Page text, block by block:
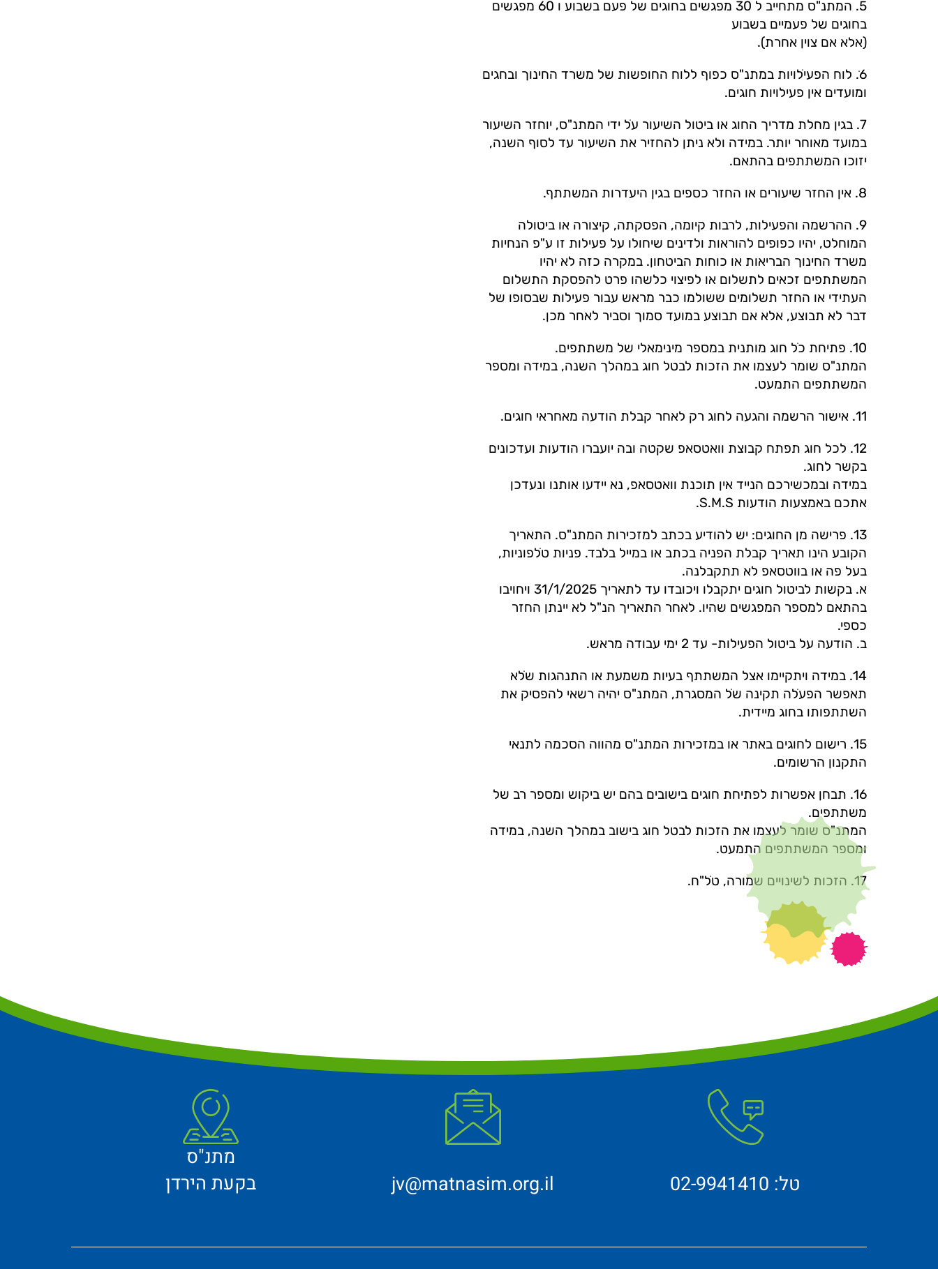
5. המתנ"ס מתחייב ל 30 מפגשים בחוגים של פעם בשבוע ו 60 מפגשים
בחוגים של פעמיים בשבוע
(אלא אם צוין אחרת).
6ֹ. לוח הפעיֹלויות במתנ"ס כפוף ללוח החופשות של משרד החינוך ובחגים
ומועדים אין פעילויות חוגים.
7. בגין מחלת מדריך החוג או ביטול השיעור עֹל ידי המתנ"ס, יוחזר השיעור
במועד מאוחר יותר. במידה ולא ניתן להחזיר את השיעור עד לסוף השנה,
יזוכו המשתתפים בהתאם.
8. אין החזר שיעורים או החזר כספים בגין היעדרות המשתתף.
9. ההרשמה והפעילות, לרבות קיומה, הפסקתה, קיצורה או ביטולה
המוחלט, יהיו כפופים להוראות ולדינים שיחולו על פעילות זו ע"פ הנחיות
משרד החינוך הבריאות או כוחות הביטחון. במקרה כזה לא יהיו
המשתתפים זכאים לתשלום או לפיצוי כלשהו פרט להפסקת התשלום
העתידי או החזר תשלומים ששולמו כבר מראש עבור פעילות שבסופו של
דבר לא תבוצע, אלא אם תבוצע במועד סמוך וסביר לאחר מכן.
10. פתיחת כֹל חוג מותנית במספר מינימאלי של משתתפים.
המתנ"ס שומר לעצמו את הזכות לבטל חוג במהלך השנה, במידה ומספר
המשתתפים התמעט.
11. אישור הרשמה והגעה לחוג רק לאחר קבלת הודעה מאחראי חוגים.
12. לכל חוג תפתח קבוצת וואטסאפ שקטה ובה יועברו הודעות ועדכונים
בקשר לחוג.
במידה ובמכשירכם הנייד אין תוכנת וואטסאפ, נא יידעו אותנו ונעדכן
אתכם באמצעות הודעות S.M.S.
13. פרישה מן החוגים: יש להודיע בכתב למזכירות המתנ"ס. התאריך
הקובע הינו תאריך קבלת הפניה בכתב או במייל בלבד. פניות טֹלפוניות,
בעל פה או בווטסאפ לא תתקבלנה.
א. בקשות לביטול חוגים יתקבלו ויכובדו עד לתאריך 31/1/2025 ויחויבו
בהתאם למספר המפגשים שהיו. לאחר התאריך הנ"ל לא יינתן החזר
כספי.
ב. הודעה על ביטול הפעילות- עד 2 ימי עבודה מראש.
14. במידה ויתקיימו אצל המשתתף בעיות משמעת או התנהגות שֹלא
תאפשר הפעֹלה תקינה שֹל המסגרת, המתנ"ס יהיה רשאי להפסיק את
השתתפותו בחוג מיידית.
15. רישום לחוגים באתר או במזכירות המתנ"ס מהווה הסכמה לתנאי
התקנון הרשומים.
16. תבחן אפשרות לפתיחת חוגים בישובים בהם יש ביקוש ומספר רב של
משתתפים.
המתנ"ס שומר לעצמו את הזכות לבטל חוג בישוב במהלך השנה, במידה
ומספר המשתתפים התמעט.
17. הזכות לשינויים שמורה, טֹל"ח.
טל: 02-9941410 jv@matnasim.org.il
מתנ"ס
בקעת הירדן